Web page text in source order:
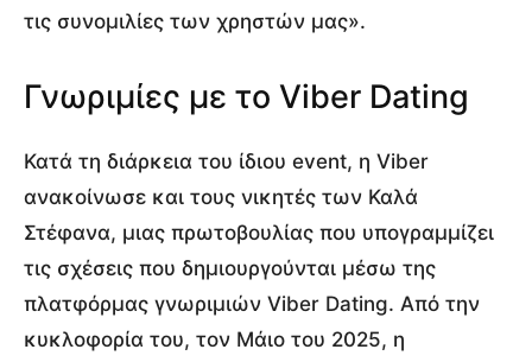
τις συνομιλίες των χρηστών μας».
Γνωριμίες με το Viber Dating
Κατά τη διάρκεια του ίδιου event, η Viber
ανακοίνωσε και τους νικητές των Καλά
Στέφανα, μιας πρωτοβουλίας που υπογραμμίζει
τις σχέσεις που δημιουργούνται μέσω της
πλατφόρμας γνωριμιών Viber Dating. Από την
κυκλοφορία του, τον Μάιο του 2025, η